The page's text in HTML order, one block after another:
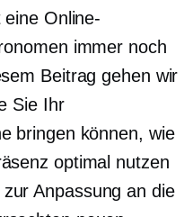
Online-
immer noch
Beitrag gehen wir
Sie Ihr
bringen können, wie
optimal nutzen
Anpassung an die